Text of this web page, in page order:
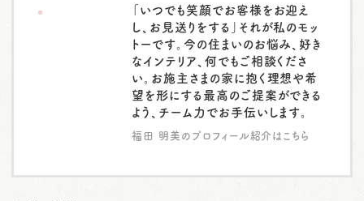
「いつでも笑顔でお客様をお迎え
し、お見送りをする」それが私のモッ
トーです。今の住まいのお悩み、好き
なインテリア、何でもご相談くださ
い。お施主さまの家に抱く理想や希
望を形にする最高のご提案ができる
よう、チーム力でお手伝いします。
福田 明美のプロフィール紹介はこちら